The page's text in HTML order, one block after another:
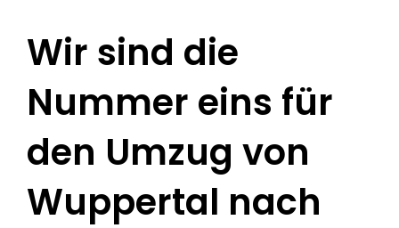
Wir sind die
Nummer eins für
den Umzug von
Wuppertal nach